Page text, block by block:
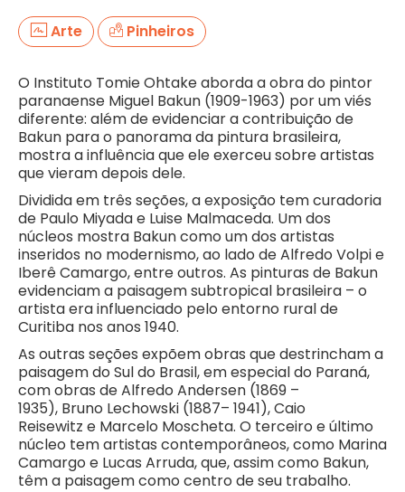
Arte Pinheiros
O Instituto Tomie Ohtake aborda a obra do pintor
paranaense Miguel Bakun (1909-1963) por um viés
diferente: além de evidenciar a contribuição de
Bakun para o panorama da pintura brasileira,
mostra a influência que ele exerceu sobre artistas
que vieram depois dele.
Dividida em três seções, a exposição tem curadoria
de Paulo Miyada e Luise Malmaceda. Um dos
núcleos mostra Bakun como um dos artistas
inseridos no modernismo, ao lado de Alfredo Volpi e
Iberê Camargo, entre outros. As pinturas de Bakun
evidenciam a paisagem subtropical brasileira – o
artista era influenciado pelo entorno rural de
Curitiba nos anos 1940.
As outras seções expõem obras que destrincham a
paisagem do Sul do Brasil, em especial do Paraná,
com obras de Alfredo Andersen (1869 –
1935), Bruno Lechowski (1887– 1941), Caio
Reisewitz e Marcelo Moscheta. O terceiro e último
núcleo tem artistas contemporâneos, como Marina
Camargo e Lucas Arruda, que, assim como Bakun,
têm a paisagem como centro de seu trabalho.